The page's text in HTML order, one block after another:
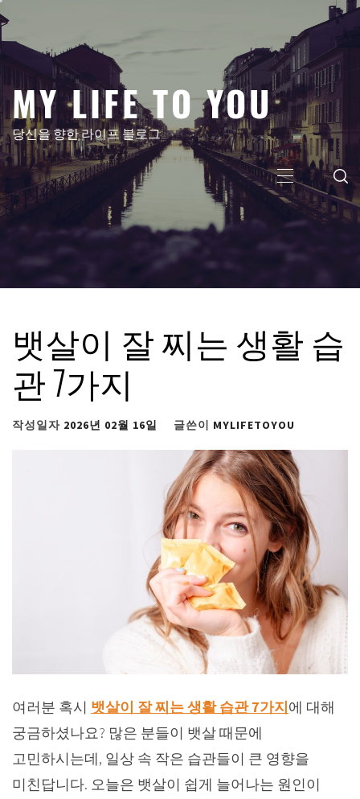
텐
건
뛰
기
MY LIFE TO YOU
당신을 향한 라이프 블로그
주
메
뉴
뱃살이 잘 찌는 생활 습
관 7가지
작성일자 2026년 02월 16일 글쓴이 MYLIFETOYOU
여러분 혹시 뱃살이 잘 찌는 생활 습관 7가지에 대해
궁금하셨나요? 많은 분들이 뱃살 때문에
고민하시는데, 일상 속 작은 습관들이 큰 영향을
미친답니다. 오늘은 뱃살이 쉽게 늘어나는 원인이